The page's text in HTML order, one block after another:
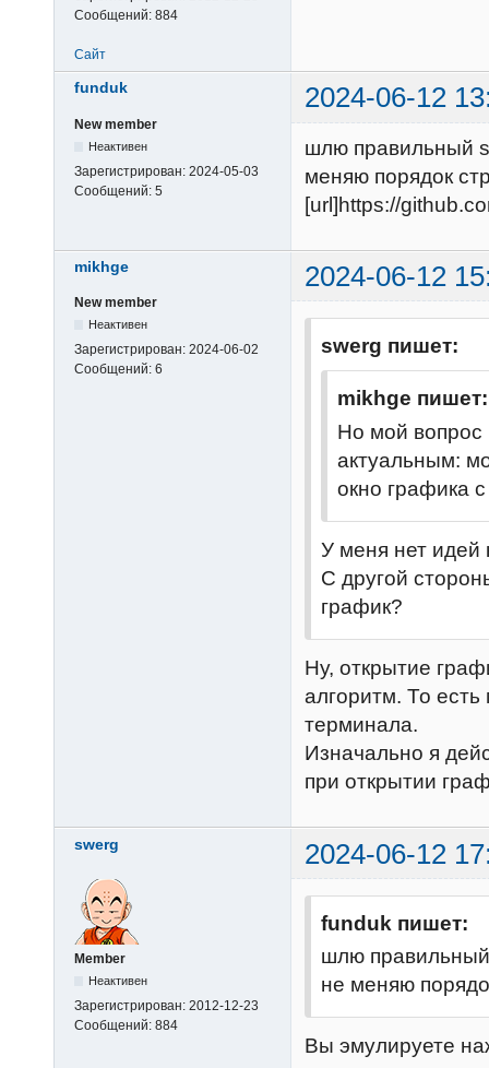
Сообщений: 884
Сайт
funduk 2024-06-12
New member
Неактивен
Зарегистрирован: 2024-05-03
Сообщений: 5
шлю правильный
меняю порядок
[url]https://
mikhge 2024-06-12
New member
Неактивен
Зарегистрирован: 2024-06-02
Сообщений: 6
swerg пишет:
mikhge пишет:
Но мой вопрос
актуальным:
окно графика
У меня нет идей
С другой
график?
Ну, открытие
алгоритм. То
терминала.
Изначально я
при открытии
swerg 2024-06-12
Member
Неактивен
Зарегистрирован: 2012-12-23
Сообщений: 884
funduk пишет:
шлю правильный
не меняю
Вы эмулируете